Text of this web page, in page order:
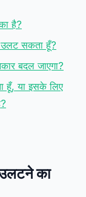
है?
उलट सकता हूँ?
बदल जाएगा?
हूँ, या इसके लिए
उलटने का